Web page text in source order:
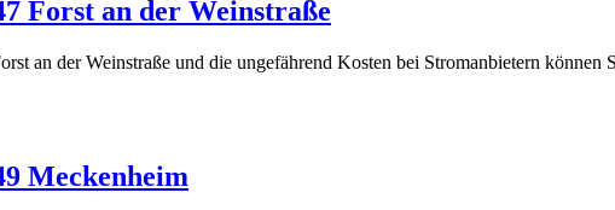
Forst an der Weinstraße
an der Weinstraße und die ungefährend Kosten bei Stromanbietern
Meckenheim